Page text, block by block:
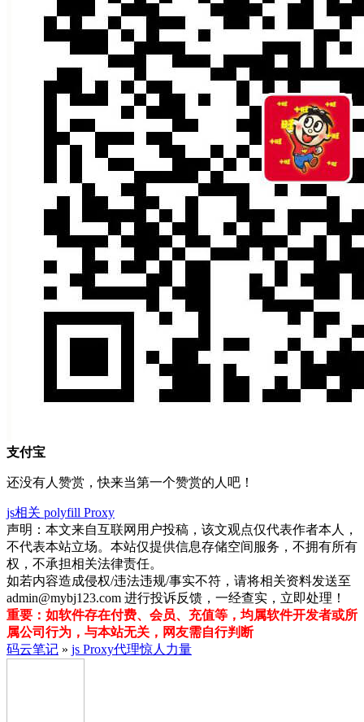
支付宝
还没有人赞赏，快来当第一个赞赏的人吧！
js相关 polyfill Proxy
声明：本文来自互联网用户投稿，该文观点仅代表作者本人，
不代表本站立场。本站仅提供信息存储空间服务，不拥有所有
权，不承担相关法律责任。
如若内容造成侵权/违法违规/事实不符，请将相关资料发送至
admin@mybj123.com 进行投诉反馈，一经查实，立即处理！
重要：如软件存在付费、会员、充值等，均属软件开发者或所
属公司行为，与本站无关，网友需自行判断
码云笔记 » js Proxy代理惊人力量